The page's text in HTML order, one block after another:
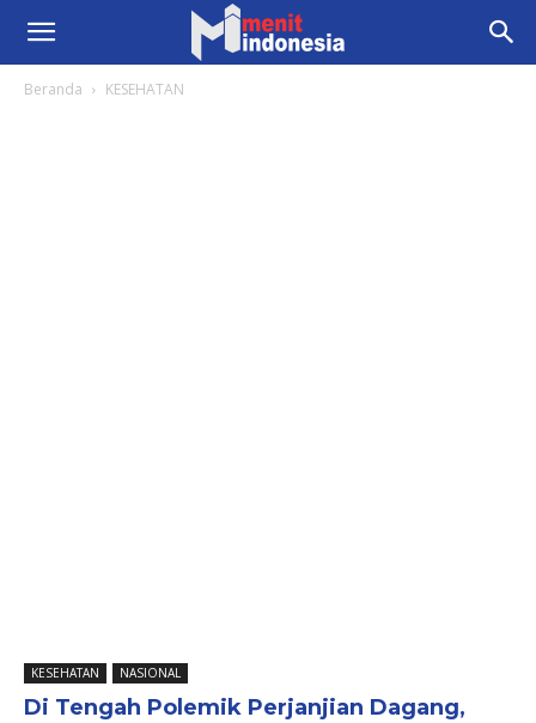
Beranda KESEHATAN
KESEHATAN NASIONAL
Di Tengah Polemik Perjanjian Dagang,